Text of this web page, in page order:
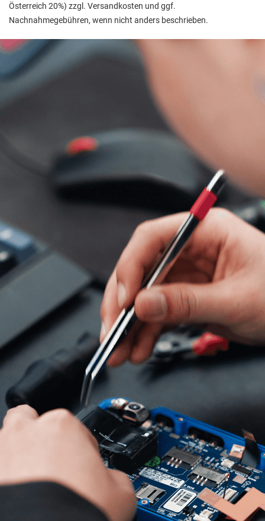
Österreich 20%) zzgl. Versandkosten und ggf.
Nachnahmegebühren, wenn nicht anders beschrieben.